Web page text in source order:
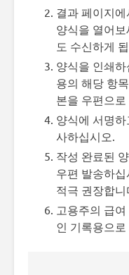
결과 페이지
양식을 열어
도 수신하게
양식을 인쇄
용의 해당 항
본을 우편으
양식에 서명
사하십시오.
작성 완료된
우편 발송하
적극 권장합니
고용주의 급
인 기록용으